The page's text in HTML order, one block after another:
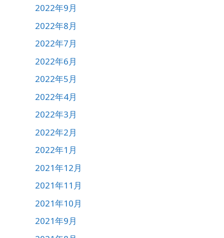
2022年9月
2022年8月
2022年7月
2022年6月
2022年5月
2022年4月
2022年3月
2022年2月
2022年1月
2021年12月
2021年11月
2021年10月
2021年9月